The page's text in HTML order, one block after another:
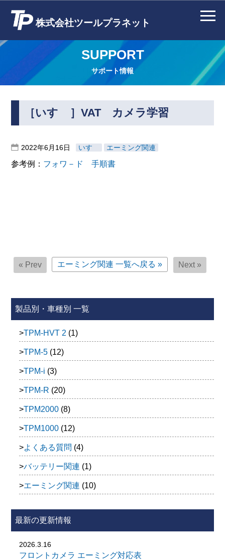
株式会社ツールプラネット
SUPPORT
サポート情報
［いすゞ］VAT カメラ学習
2022年6月16日 いすゞ エーミング関連
参考例： フォワ－ド 手順書
« Prev エーミング関連一覧へ戻る » Next »
製品別・車種別 一覧
TPM-HVT 2 (1)
TPM-5 (12)
TPM-i (3)
TPM-R (20)
TPM2000 (8)
TPM1000 (12)
よくある質問 (4)
バッテリー関連 (1)
エーミング関連 (10)
最新の更新情報
2026.3.16
フロントカメラ エーミング対応表